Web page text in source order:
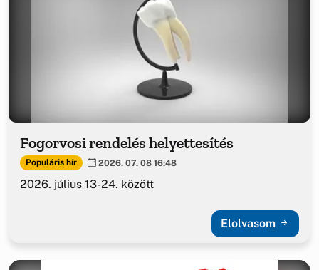
Fogorvosi rendelés helyettesítés
Populáris hír 2026. 07. 08 16:48
2026. július 13-24. között
Elolvasom